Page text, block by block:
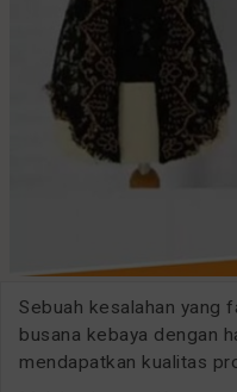
Sebuah kesalahan yang
busana kebaya dengan
mendapatkan kualitas